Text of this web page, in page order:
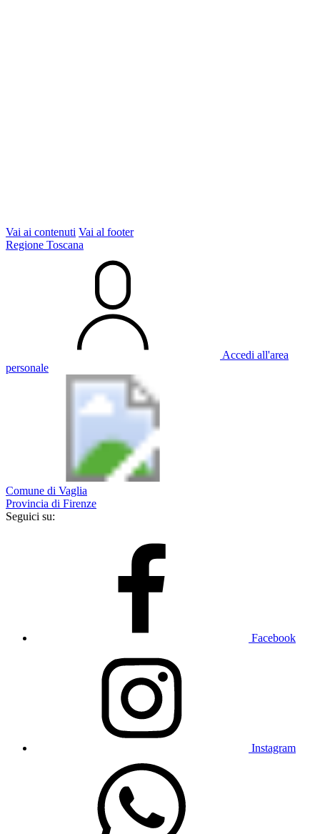
Vai ai contenuti Vai al footer
Regione Toscana
Accedi all'area
personale
Comune di Vaglia
Provincia di Firenze
Seguici su:
Facebook
Instagram